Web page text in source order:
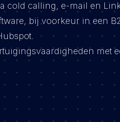
cold calling, e-mail en
bij voorkeur in een
met